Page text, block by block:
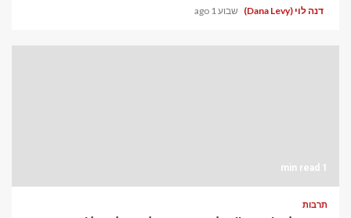
דנה לוי (Dana Levy) שבוע 1 ago
1 min read
תרבות